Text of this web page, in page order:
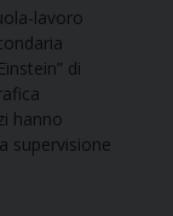
lavoro
di
hanno
supervisione